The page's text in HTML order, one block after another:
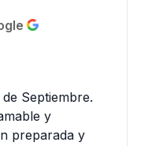
Septiembre.
y
preparada y